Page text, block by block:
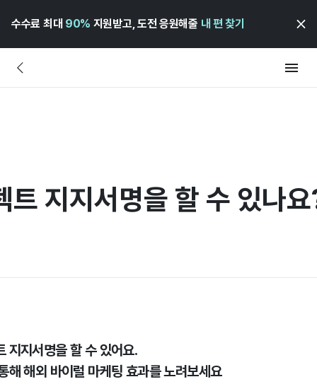
수수료 최대 90% 지원받고, 도전 응원해줄 내 편 찾기
트 지지서명을 할 수 있나
지지서명을 할 수 있어요.
해 해외 바이럴 마케팅 효과를 노려보세요